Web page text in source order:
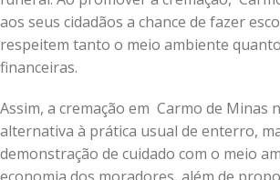
aos seus cidadãos a chance de fazer
respeitem tanto o meio ambiente
financeiras.
Assim, a cremação em Carmo de Minas
alternativa à prática usual de enterro,
demonstração de cuidado com o meio